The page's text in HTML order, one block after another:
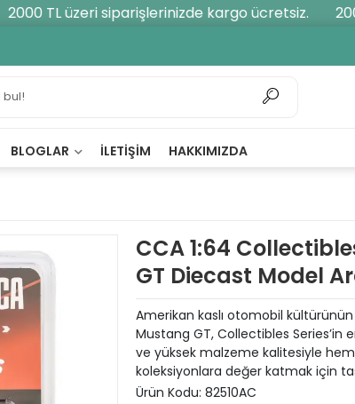
2000 TL üzeri siparişlerinizde kargo ücretsiz.
BLOGLAR İLETIŞIM HAKKIMIZDA
CCA 1:64
GT Diecast Model
Amerikan kaslı otomobil
Mustang GT, Collectibles Series’in
ve yüksek malzeme kalitesiyle
koleksiyonlara değer katmak için
Ürün Kodu: 82510AC